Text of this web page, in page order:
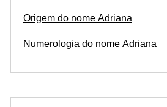
Origem do nome Adriana
Numerologia do nome Adriana